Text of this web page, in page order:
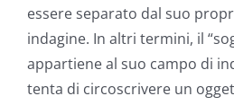
essere separato dal suo
indagine. In altri termini, il
appartiene al suo campo di
tenta di circoscrivere un